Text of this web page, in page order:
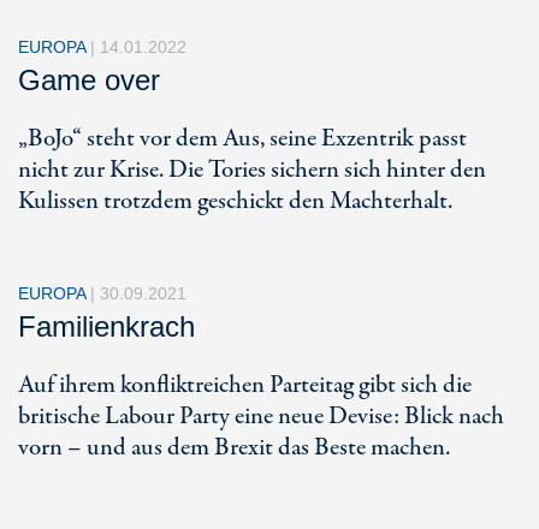
EUROPA | 14.01.2022
Game over
„BoJo“ steht vor dem Aus, seine Exzentrik passt
nicht zur Krise. Die Tories sichern sich hinter den
Kulissen trotzdem geschickt den Machterhalt.
EUROPA | 30.09.2021
Familienkrach
Auf ihrem konfliktreichen Parteitag gibt sich die
britische Labour Party eine neue Devise: Blick nach
vorn – und aus dem Brexit das Beste machen.